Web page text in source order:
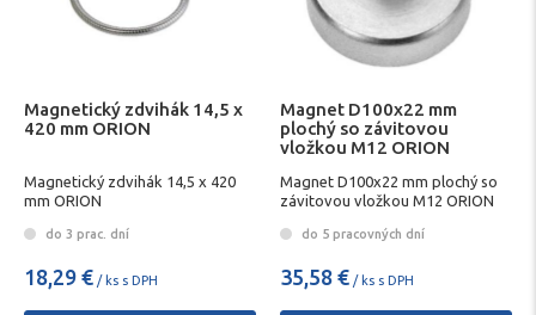
Magnetický zdvihák 14,5 x
420 mm ORION
Magnetický zdvihák 14,5 x 420
mm ORION
do 3 prac. dní
18,29 € / ks s DPH
Magnet D100x22 mm
plochý so závitovou
vložkou M12 ORION
Magnet D100x22 mm plochý so
závitovou vložkou M12 ORION
do 5 pracovných dní
35,58 € / ks s DPH